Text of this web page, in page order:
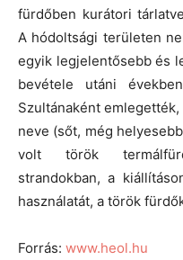
fürdőben kurátori
A hódoltsági területen
egyik legjelentősebb és
bevétele utáni
Szultánaként
neve (sőt, még
volt török
strandokban, a
használatát, a török
Forrás: www.heol.hu